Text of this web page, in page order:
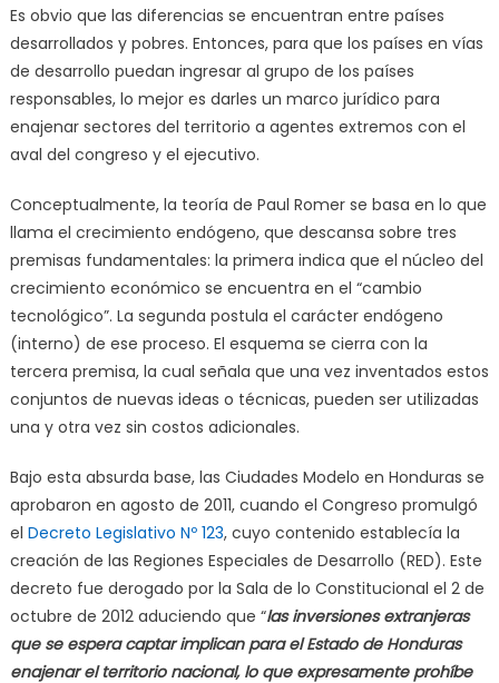
Es obvio que las diferencias se encuentran entre países
desarrollados y pobres. Entonces, para que los países en vías
de desarrollo puedan ingresar al grupo de los países
responsables, lo mejor es darles un marco jurídico para
enajenar sectores del territorio a agentes extremos con el
aval del congreso y el ejecutivo.
Conceptualmente, la teoría de Paul Romer se basa en lo que
llama el crecimiento endógeno, que descansa sobre tres
premisas fundamentales: la primera indica que el núcleo del
crecimiento económico se encuentra en el “cambio
tecnológico”. La segunda postula el carácter endógeno
(interno) de ese proceso. El esquema se cierra con la
tercera premisa, la cual señala que una vez inventados estos
conjuntos de nuevas ideas o técnicas, pueden ser utilizadas
una y otra vez sin costos adicionales.
Bajo esta absurda base, las Ciudades Modelo en Honduras se
aprobaron en agosto de 2011, cuando el Congreso promulgó
el Decreto Legislativo Nº 123, cuyo contenido establecía la
creación de las Regiones Especiales de Desarrollo (RED). Este
decreto fue derogado por la Sala de lo Constitucional el 2 de
octubre de 2012 aduciendo que “las inversiones extranjeras
que se espera captar implican para el Estado de Honduras
enajenar el territorio nacional, lo que expresamente prohíbe